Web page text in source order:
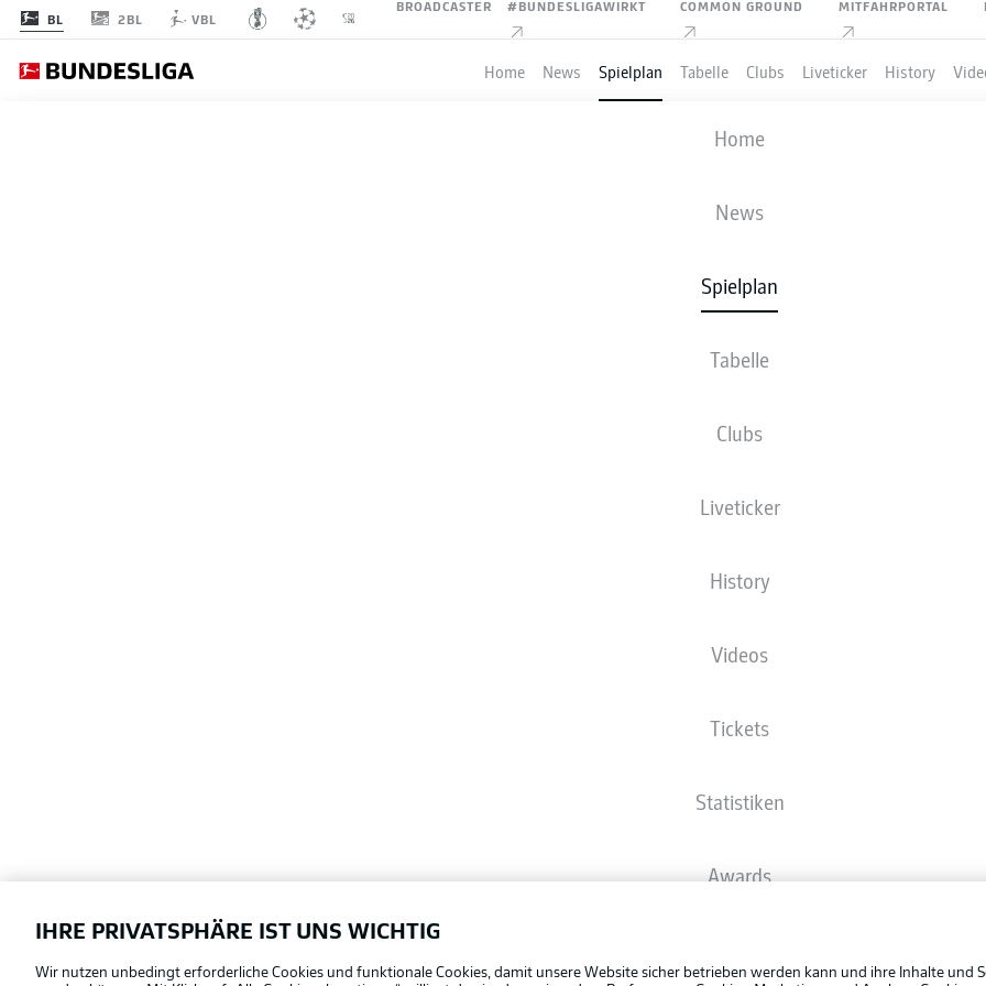
BL 2BL VBL
BROADCASTER #BUNDESLIGAWIRKT COMMON GROUND MITFAHRPORTAL
Home News Spielplan Tabelle Clubs Liveticker History
Home
News
Spielplan
Tabelle
Clubs
Liveticker
History
Videos
Tickets
Statistiken
Awards
RB LEIPZIG
AUFSTELLUNGEN
Die Startaufstellung wird 60 Minuten vor Anpfiff veröffentlicht.
Football as it's meant to be
IHRE PRIVATSPHÄRE IST UNS WICHTIG
Wir nutzen unbedingt erforderliche Cookies und funktionale Cookies, damit unsere Website sicher betrieben werden kann und ihre Inhalte und